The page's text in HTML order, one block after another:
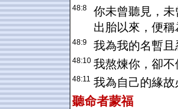
48:8
你未曾聽見，
出胎以來，便稱
48:9 我為我的名暫
48:10 我熬煉你，卻
48:11 我為自己的緣
聽命者蒙福